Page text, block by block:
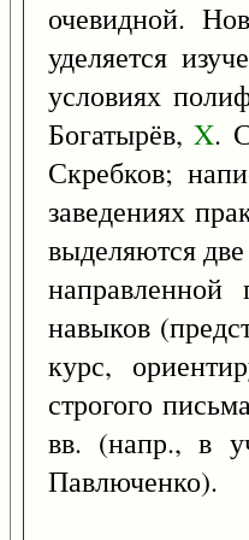
очевидной.
уделяется
условиях
Богатырёв,X.
Скребков;
заведениях
выделяются
направленной
навыков
курс,
строгого
вв. (напр., в
Павлюченко).